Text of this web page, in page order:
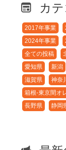
カ
2017年事業
2024年事業
全ての投稿
愛知県
新潟
滋賀県
神奈
箱根-東京間オ
長野県
静岡